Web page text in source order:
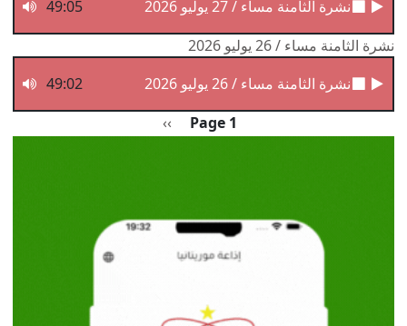
نشرة الثامنة مساء / 27 يوليو 2026
49:05
نشرة الثامنة مساء / 26 يوليو 2026
نشرة الثامنة مساء / 26 يوليو 2026
49:02
Page 1 الصفحة التالية
››